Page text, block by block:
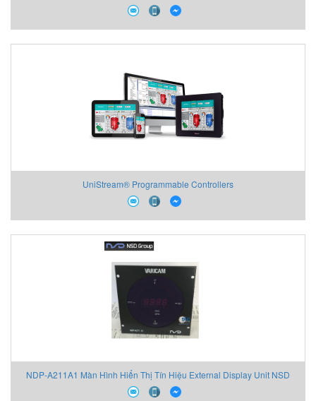
UniStream® Programmable Controllers
NDP-A211A1 Màn Hình Hiển Thị Tín Hiệu External Display Unit NSD
Group